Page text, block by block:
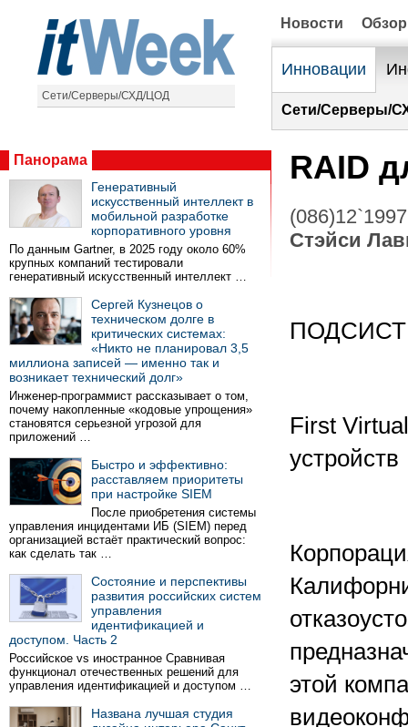
Сети/Серверы/СХД/ЦОД
Новости
Инновации
Сети/Серверы/
Панорама
Генеративный
искусственный интеллект в
мобильной разработке
корпоративного уровня
По данным Gartner, в 2025 году около 60%
крупных компаний тестировали
генеративный искусственный интеллект …
Сергей Кузнецов о
техническом долге в
критических системах:
«Никто не планировал 3,5
миллиона записей — именно так и
возникает технический долг»
Инженер-программист рассказывает о том,
почему накопленные «кодовые упрощения»
становятся серьезной угрозой для
приложений …
Быстро и эффективно:
расставляем приоритеты
при настройке SIEM
После приобретения системы
управления инцидентами ИБ (SIEM) перед
организацией встаёт практический вопрос:
как сделать так …
Состояние и перспективы
развития российских систем
управления
идентификацией и
доступом. Часть 2
Российское vs иностранное Сравнивая
функционал отечественных решений для
управления идентификацией и доступом …
Названа лучшая студия
RAID
(086)12`1997
Стэйси
First
устройств
этой